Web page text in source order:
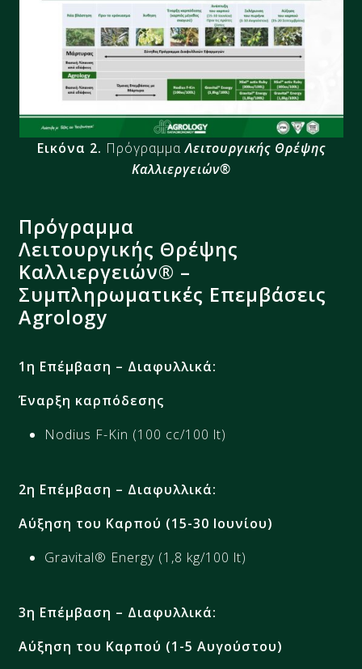
Εικόνα 2. ΠρόγραμμαΛειτουργικής Θρέψης
Καλλιεργειών®
Πρόγραμμα
Λειτουργικής Θρέψης
Καλλιεργειών® –
Συμπληρωματικές Επεμβάσεις
Agrology
1η Επέμβαση – Διαφυλλικά:
Έναρξη καρπόδεσης​
Nodius F-Kin (100 cc/100 lt)​
2η Επέμβαση – Διαφυλλικά:
Αύξηση του Καρπού (15-30 Ιουνίου)​
Gravital® Energy (1,8 kg/100 lt)
3η Επέμβαση – Διαφυλλικά:
Αύξηση του Καρπού (1-5 Αυγούστου)​